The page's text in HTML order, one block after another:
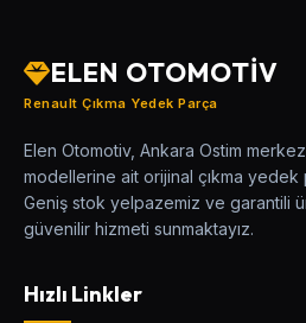
ELEN OTOMOTİV
Renault Çıkma Yedek Parça
Elen Otomotiv, Ankara Ostim
modellerine ait orijinal çıkma yedek
Geniş stok yelpazemiz ve garantili
güvenilir hizmeti sunmaktayız.
Hızlı Linkler